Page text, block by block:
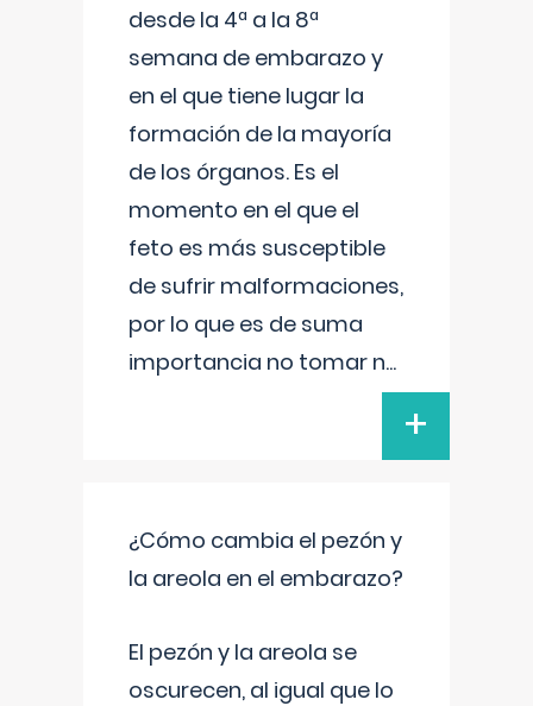
desde la 4ª a la 8ª
semana de embarazo y
en el que tiene lugar la
formación de la mayoría
de los órganos. Es el
momento en el que el
feto es más susceptible
de sufrir malformaciones,
por lo que es de suma
importancia no tomar n...
+
¿Cómo cambia el pezón y
la areola en el embarazo?
El pezón y la areola se
oscurecen, al igual que lo